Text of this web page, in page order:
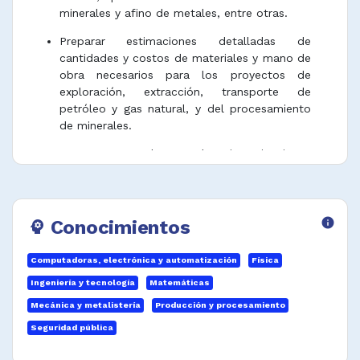
minerales y afino de metales, entre otras.
Preparar estimaciones detalladas de
cantidades y costos de materiales y mano de
obra necesarios para los proyectos de
exploración, extracción, transporte de
petróleo y gas natural, y del procesamiento
de minerales.
Apoyar y ayudar en las investigaciones
explotación de minas, ventilación,
iluminación, drenaje de las minas y control de
tierra.
Colaborar en planificar y diseñar planos de
estudio para minas, pozos de minas, túneles
e instalaciones subterráneas de primeros
auxilios.
psychology Conocimientos info
Computadoras, electrónica y automatización Física
Ingeniería y tecnología Matemáticas
Mecánica y metalistería Producción y procesamiento
Seguridad pública